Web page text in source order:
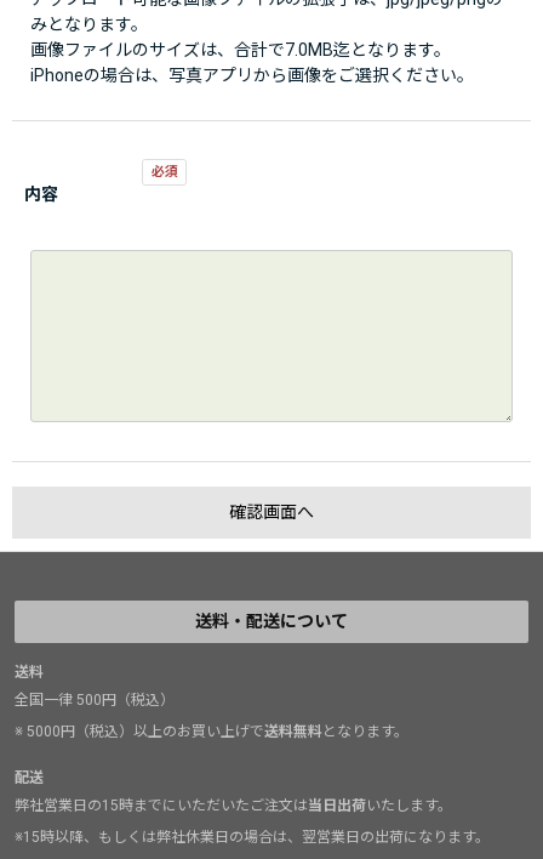
みとなります。
画像ファイルのサイズは、合計で7.0MB迄となります。
iPhoneの場合は、写真アプリから画像をご選択ください。
内容
送料・配送について
送料
全国一律 500円（税込）
※ 5000円（税込）以上のお買い上げで送料無料となります。
配送
弊社営業日の15時までにいただいたご注文は当日出荷いたします。
※15時以降、もしくは弊社休業日の場合は、翌営業日の出荷になります。